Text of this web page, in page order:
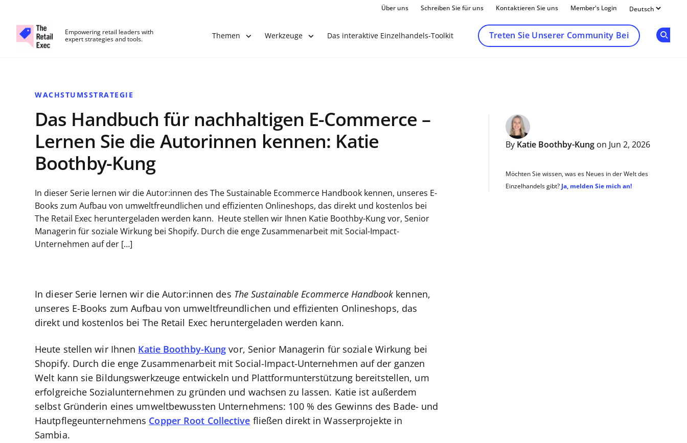
Über uns Schreiben Sie für uns Kontaktieren Sie uns Member's Login
Empowering retail leaders with
expert strategies and tools.
Themen Werkzeuge Das interaktive Einzelhandels-Toolkit Treten Sie Unserer Community Bei
WACHSTUMSSTRATEGIE
Das Handbuch für nachhaltigen E-Commerce –
Lernen Sie die Autorinnen kennen: Katie
Boothby-Kung
By Katie Boothby-Kung on Jun 2, 2026
Möchten Sie wissen, was es Neues in der Welt des
Einzelhandels gibt? Ja, melden Sie mich an!
In dieser Serie lernen wir die Autor:innen des The Sustainable Ecommerce Handbook kennen, unseres E-
Books zum Aufbau von umweltfreundlichen und effizienten Onlineshops, das direkt und kostenlos bei
The Retail Exec heruntergeladen werden kann. Heute stellen wir Ihnen Katie Boothby-Kung vor, Senior
Managerin für soziale Wirkung bei Shopify. Durch die enge Zusammenarbeit mit Social-Impact-
Unternehmen auf der […]
In dieser Serie lernen wir die Autor:innen des The Sustainable Ecommerce Handbook kennen,
unseres E-Books zum Aufbau von umweltfreundlichen und effizienten Onlineshops, das
direkt und kostenlos bei The Retail Exec heruntergeladen werden kann.
Heute stellen wir Ihnen Katie Boothby-Kung vor, Senior Managerin für soziale Wirkung bei
Shopify. Durch die enge Zusammenarbeit mit Social-Impact-Unternehmen auf der ganzen
Welt kann sie Bildungswerkzeuge entwickeln und Plattformunterstützung bereitstellen, um
erfolgreiche Sozialunternehmen zu gründen und wachsen zu lassen. Katie ist außerdem
selbst Gründerin eines umweltbewussten Unternehmens: 100 % des Gewinns des Bade- und
Hautpflegeunternehmens Copper Root Collective fließen direkt in Wasserprojekte in
Sambia.